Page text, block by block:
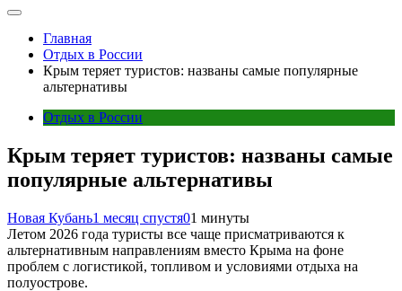
Главная
Отдых в России
Крым теряет туристов: названы самые популярные
альтернативы
Отдых в России
Крым теряет туристов: названы самые
популярные альтернативы
Новая Кубань1 месяц спустя01 минуты
Летом 2026 года туристы все чаще присматриваются к
альтернативным направлениям вместо Крыма на фоне
проблем с логистикой, топливом и условиями отдыха на
полуострове.